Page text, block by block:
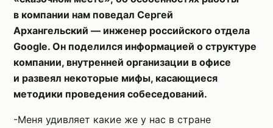
в компании нам поведал Сергей
Архангельский — инженер российского отдела
Google. Он поделился информацией о структуре
компании, внутренней организации в офисе
и развеял некоторые мифы, касающиеся
методики проведения собеседований.
-Меня удивляет какие же у нас в стране